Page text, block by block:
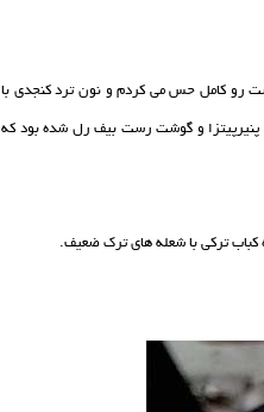
رو کامل حس می کردم و نون ترد کنجدی با
پنیرپیتزا و گوشت رست بیف رل شده بود که
ترکی با شعله های ترک ضعیف.